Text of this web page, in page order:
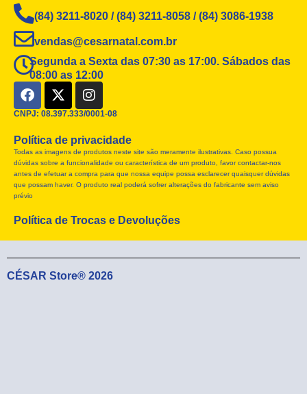
(84) 3211-8020 / (84) 3211-8058 / (84) 3086-1938
vendas@cesarnatal.com.br
Segunda a Sexta das 07:30 as 17:00. Sábados das
08:00 as 12:00
F
a
c
b
o
o
k
X
-
t
i
t
t
e
I
n
s
a
g
r
a
CNPJ: 08.397.333/0001-08
Política de privacidade
Todas as imagens de produtos neste site são meramente ilustrativas. Caso possua
dúvidas sobre a funcionalidade ou característica de um produto, favor contactar-nos
antes de efetuar a compra para que nossa equipe possa esclarecer quaisquer dúvidas
que possam haver. O produto real poderá sofrer alterações do fabricante sem aviso
prévio
Política de Trocas e Devoluções
CÉSAR Store® 2026